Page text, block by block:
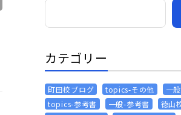
カテゴリー
町田校ブログ topics-その他
一
topics-参考書
一般-参考書
徳山